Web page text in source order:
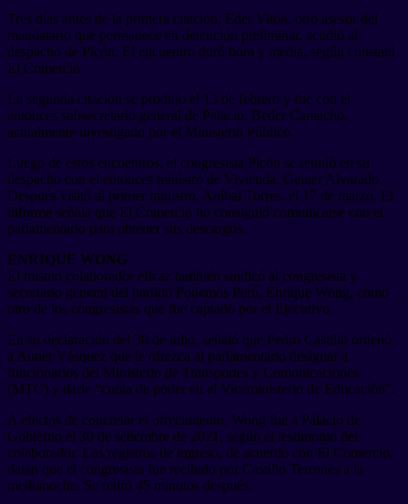
Tres días antes de la primera citación, Eder Vitón, otro asesor del
mandatario que permanece en detención preliminar, acudió al
despacho de Picón. El encuentro duró hora y media, según constató
El Comercio.
La segunda citación se produjo el 13 de febrero y fue con el
entonces subsecretario general de Palacio, Beder Camacho,
actualmente investigado por el Ministerio Público.
Luego de estos encuentros, el congresista Picón se reunió en su
despacho con el entonces ministro de Vivienda, Geiner Alvarado.
Después visitó al primer ministro, Aníbal Torres, el 17 de marzo. El
informe señala que El Comercio no consiguió comunicarse con el
parlamentario para obtener sus descargos.
ENRIQUE WONG
El mismo colaborador eficaz también sindicó al congresista y
secretario general del partido Podemos Perú, Enrique Wong, como
otro de los congresistas que fue captado por el Ejecutivo.
En su declaración del 30 de julio, señaló que Pedro Castillo ordenó
a Auner Vásquez que le ofrezca al parlamentario designar a
funcionarios del Ministerio de Transportes y Comunicaciones
(MTC) y darle “cuota de poder en el Viceministerio de Educación”.
A efectos de concretar el ofrecimiento, Wong fue a Palacio de
Gobierno el 30 de setiembre de 2021, según el testimonio del
colaborador. Los registros de ingreso, de acuerdo con El Comercio,
datan que el congresista fue recibido por Castillo Terrones a la
medianoche. Se retiró 45 minutos después.